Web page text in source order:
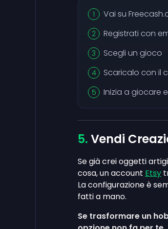
Vai su
Registrati con
Scegli un gioco
Scaricalo con il
Inizia a giocare
Vendi
Se già crei oggetti
cosa, un account Etsy
La configurazione è
fatti a mano.
Se trasformare un